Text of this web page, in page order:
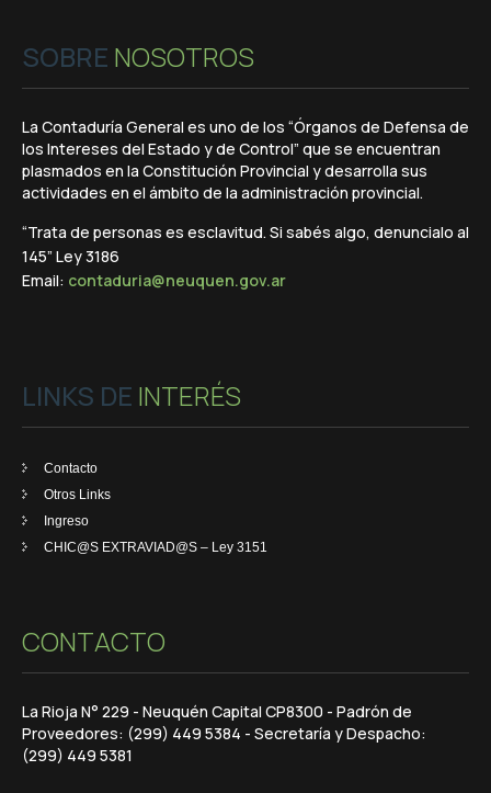
SOBRE NOSOTROS
La Contaduría General es uno de los “Órganos de Defensa de
los Intereses del Estado y de Control” que se encuentran
plasmados en la Constitución Provincial y desarrolla sus
actividades en el ámbito de la administración provincial.
“Trata de personas es esclavitud. Si sabés algo, denuncialo al
145” Ley 3186
Email: contaduria@neuquen.gov.ar
LINKS DE INTERÉS
Contacto
Otros Links
Ingreso
CHIC@S EXTRAVIAD@S – Ley 3151
CONTACTO
La Rioja N° 229 - Neuquén Capital CP8300 - Padrón de
Proveedores: (299) 449 5384 - Secretaría y Despacho:
(299) 449 5381